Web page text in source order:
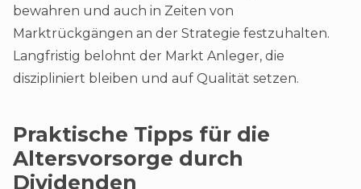
bewahren und auch in Zeiten von
Marktrückgängen an der Strategie festzuhalten.
Langfristig belohnt der Markt Anleger, die
diszipliniert bleiben und auf Qualität setzen.
Praktische Tipps für die
Altersvorsorge durch
Dividenden